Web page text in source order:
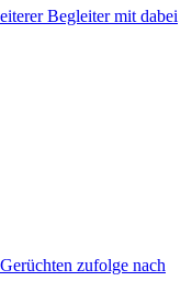
Begleiter mit dabei